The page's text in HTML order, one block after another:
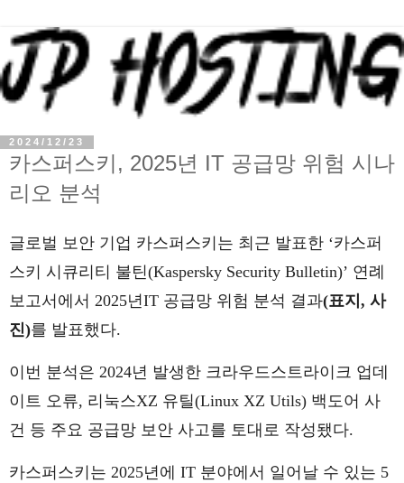
2024/12/23
카스퍼스키, 2025년 IT 공급망 위험 시나
리오 분석
글로벌 보안 기업 카스퍼스키는 최근 발표한 ‘카스퍼
스키 시큐리티 불틴(Kaspersky Security Bulletin)’ 연례
보고서에서 2025년IT 공급망 위험 분석 결과(표지, 사
진)를 발표했다.
이번 분석은 2024년 발생한 크라우드스트라이크 업데
이트 오류, 리눅스XZ 유틸(Linux XZ Utils) 백도어 사
건 등 주요 공급망 보안 사고를 토대로 작성됐다.
카스퍼스키는 2025년에 IT 분야에서 일어날 수 있는 5